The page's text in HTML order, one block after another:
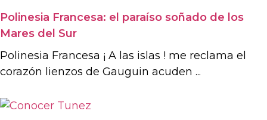
Polinesia Francesa: el paraíso soñado de los
Mares del Sur
Polinesia Francesa ¡ A las islas ! me reclama el
corazón lienzos de Gauguin acuden ...